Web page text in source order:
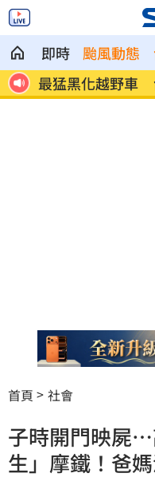
即時 颱風動態
萬
最猛黑化越野車
首頁 社會
子時開門映屍
生」摩鐵！爸